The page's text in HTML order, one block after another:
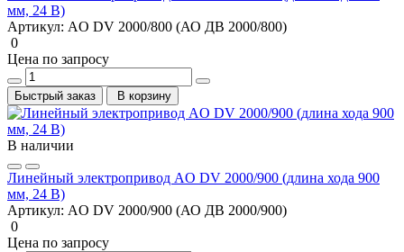
мм, 24 В)
Артикул: AO DV 2000/800 (АО ДВ 2000/800)
0
Цена по запросу
Быстрый заказ В корзину
В наличии
Линейный электропривод AO DV 2000/900 (длина хода 900
мм, 24 В)
Артикул: AO DV 2000/900 (АО ДВ 2000/900)
0
Цена по запросу